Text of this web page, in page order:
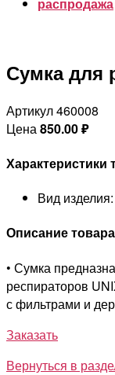
Сумка для
Артикул 460008
Цена850.00₽
Характеристики
Вид изделия:
Описание
• Сумка
респираторов
с фильтрами и
Заказать
Вернуться в